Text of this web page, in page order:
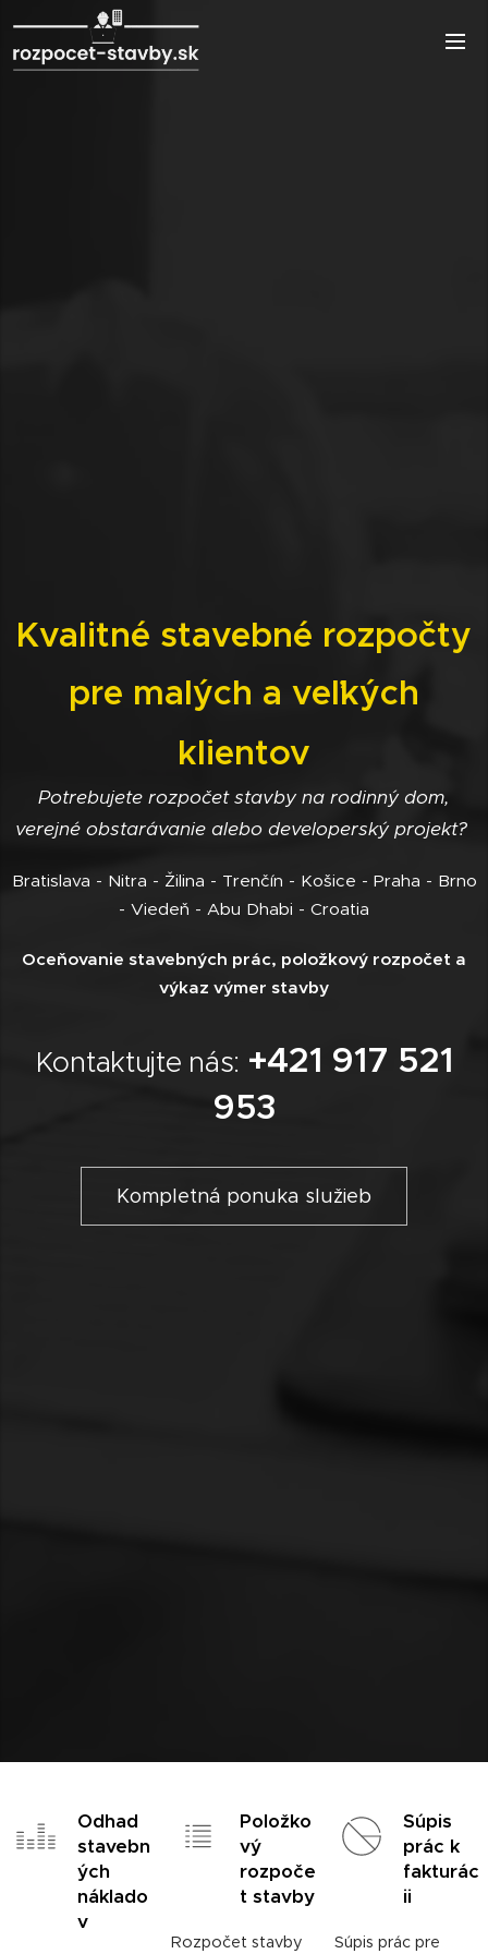
Kvalitné stavebné rozpočty
pre malých a veľkých
klientov
Potrebujete rozpočet stavby na rodinný dom,
verejné obstarávanie alebo developerský projekt?
Bratislava - Nitra - Žilina - Trenčín - Košice - Praha - Brno
- Viedeň - Abu Dhabi - Croatia
Oceňovanie stavebných prác, položkový rozpočet a
výkaz výmer stavby
Kontaktujte nás: +421 917 521
953
Kompletná ponuka služieb
Odhad
stavebn
ých
náklado
v
Položko
vý
rozpoče
t stavby
Rozpočet stavby
Súpis
prác k
fakturác
ii
Súpis prác pre